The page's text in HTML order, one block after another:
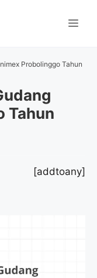
Probolinggo Tahun
Tahun
[addtoany]